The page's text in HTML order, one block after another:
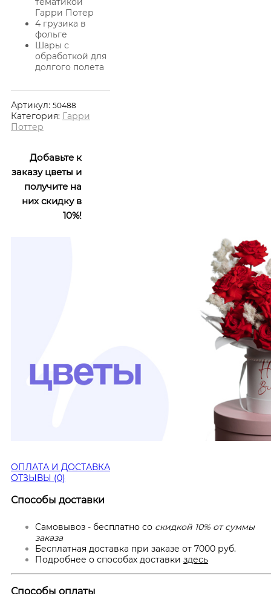
Гарри Потер
4 грузика в
фольге
Шары с
обработкой для
долгого полета
Артикул: 50488
Категория: Гарри
Поттер
Добавьте к
заказу цветы и
получите на
них скидку в
10%!
ОПЛАТА И ДОСТАВКА
ОТЗЫВЫ (0)
Способы доставки
Самовывоз - бесплатно со скидкой 10% от суммы
заказа
Бесплатная доставка при заказе от 7000 руб.
Подробнее о способах доставки здесь
Способы оплаты